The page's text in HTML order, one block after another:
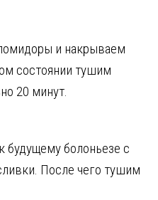
и накрываем
состоянии тушим
20 минут.
будущему болоньезе с
После чего тушим